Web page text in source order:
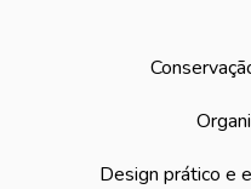
Design prático e